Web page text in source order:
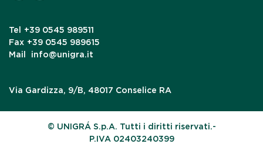
Tel
+39 0545 989511
Fax +39 0545 989615
Mail
info@unigra.it
Via Gardizza, 9/B, 48017 Conselice RA
© UNIGRÁ S.p.A. Tutti i diritti riservati.-
P.IVA 02403240399